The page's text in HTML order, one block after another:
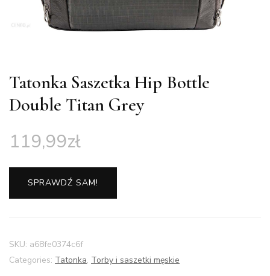
Tatonka Saszetka Hip Bottle
Double Titan Grey
119,99zł
SPRAWDŹ SAM!
SKU: a68fe0374c6f
Categories: Tatonka, Torby i saszetki męskie